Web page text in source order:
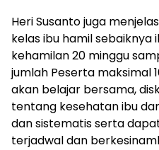
Heri Susanto juga
kelas ibu hamil sebaiknya
kehamilan 20 minggu
jumlah Peserta maksimal
akan belajar bersama,
tentang kesehatan ibu
dan sistematis serta
terjadwal dan